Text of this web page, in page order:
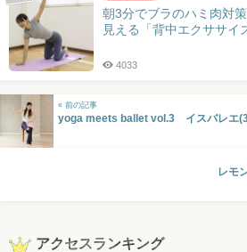
朝3分でブラのハミ肉対
見える「背中エクササイ
4033
« 前の記事
yoga meets ballet vol.3 イスバレエ
レモ
アクセスランキング